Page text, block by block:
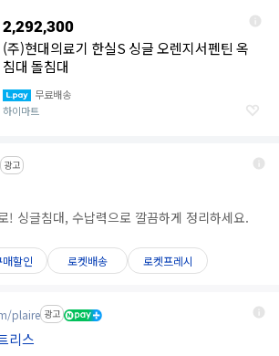
2,292,300
(주)현대의료기 한실S 싱글 오렌지서펜틴 옥
침대 돌침대
무료배송
하이마트
광고
! 싱글침대, 수납력으로 깔끔하게 정리하세요.
할인 로켓배송 로켓프레시
plaire 광고
리스